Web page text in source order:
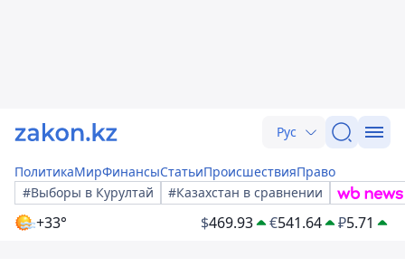
Рус
ПолитикаМирФинансыСтатьиПроисшествияПраво
#Выборы в Курултай
#Казахстан в сравнении
+33° $469.93 €541.64 ₽5.71